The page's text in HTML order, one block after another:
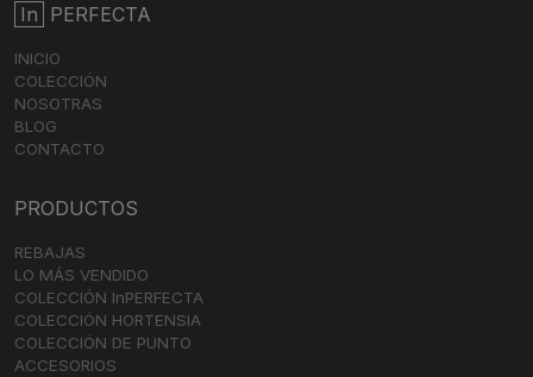
In PERFECTA
INICIO
COLECCIÓN
NOSOTRAS
BLOG
CONTACTO
PRODUCTOS
REBAJAS
LO MÁS VENDIDO
COLECCIÓN InPERFECTA
COLECCIÓN HORTENSIA
COLECCIÓN DE PUNTO
ACCESORIOS